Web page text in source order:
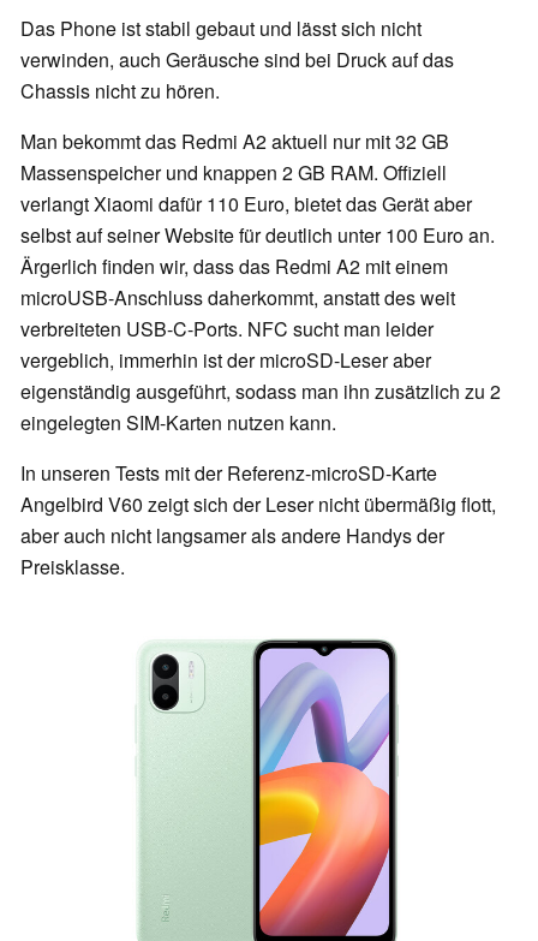
Das Phone ist stabil gebaut und lässt sich nicht
verwinden, auch Geräusche sind bei Druck auf das
Chassis nicht zu hören.
Man bekommt das Redmi A2 aktuell nur mit 32 GB
Massenspeicher und knappen 2 GB RAM. Offiziell
verlangt Xiaomi dafür 110 Euro, bietet das Gerät aber
selbst auf seiner Website für deutlich unter 100 Euro an.
Ärgerlich finden wir, dass das Redmi A2 mit einem
microUSB-Anschluss daherkommt, anstatt des weit
verbreiteten USB-C-Ports. NFC sucht man leider
vergeblich, immerhin ist der microSD-Leser aber
eigenständig ausgeführt, sodass man ihn zusätzlich zu 2
eingelegten SIM-Karten nutzen kann.
In unseren Tests mit der Referenz-microSD-Karte
Angelbird V60 zeigt sich der Leser nicht übermäßig flott,
aber auch nicht langsamer als andere Handys der
Preisklasse.